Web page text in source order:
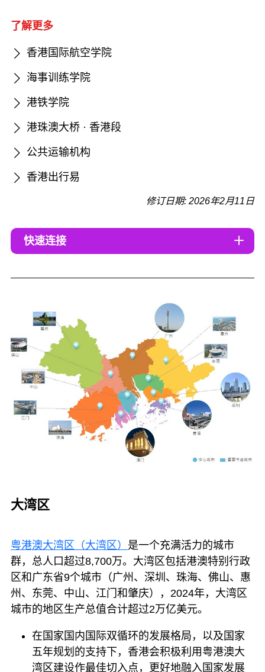
了解更多
香港国际航空学院
海事训练学院
港铁学院
港珠澳大桥 · 香港段
公共运输机构
香港出行易
修订日期: 2026年2月11日
快速连接
大湾区
粤港澳大湾区（大湾区） 是一个充满活力的城市
群，总人口超过8,700万。大湾区包括港澳特别行政
区和广东省9个城市（广州、深圳、珠海、佛山、惠
州、东莞、中山、江门和肇庆），2024年，大湾区
城市的地区生产总值合计超过2万亿美元。
在国家国内国际双循环的发展格局，以及国家
五年规划的支持下，香港会积极利用粤港澳大
湾区建设作最佳切入点，更好地融入国家发展